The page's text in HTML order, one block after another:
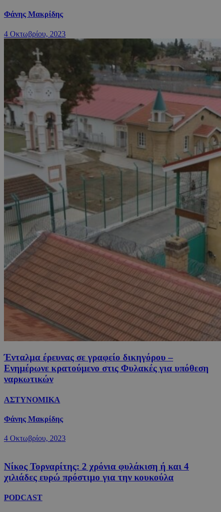
Φάνης Μακρίδης
4 Οκτωβρίου, 2023
Ένταλμα έρευνας σε γραφείο δικηγόρου –
Ενημέρωνε κρατούμενο στις Φυλακές για υπόθεση
ναρκωτικών
ΑΣΤΥΝΟΜΙΚΑ
Φάνης Μακρίδης
4 Οκτωβρίου, 2023
Νίκος Τορναρίτης: 2 χρόνια φυλάκιση ή και 4
χιλιάδες ευρώ πρόστιμο για την κουκούλα
PODCAST